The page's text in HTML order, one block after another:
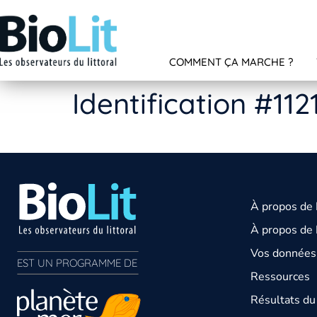
COMMENT ÇA MARCHE ?
Identification
EST UN PROGRAMME DE
À propos de
À propos de
Vos
Ressources
Résultats